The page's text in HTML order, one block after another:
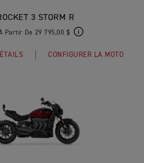
3 STORM R
Partir De 29 795,00 $
CONFIGURER LA MOTO